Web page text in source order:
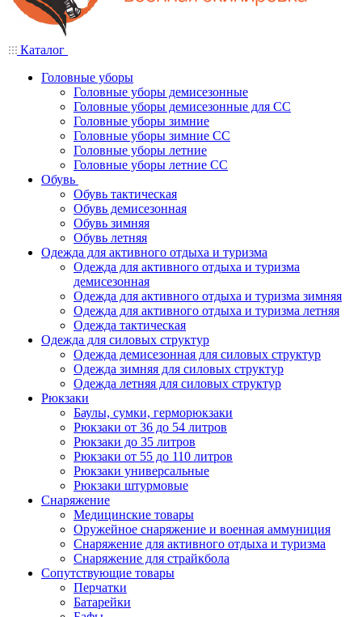
Каталог
Головные уборы
Головные уборы демисезонные
Головные уборы демисезонные для СС
Головные уборы зимние
Головные уборы зимние СС
Головные уборы летние
Головные уборы летние СС
Обувь
Обувь тактическая
Обувь демисезонная
Обувь зимняя
Обувь летняя
Одежда для активного отдыха и туризма
Одежда для активного отдыха и туризма
демисезонная
Одежда для активного отдыха и туризма зимняя
Одежда для активного отдыха и туризма летняя
Одежда тактическая
Одежда для силовых структур
Одежда демисезонная для силовых структур
Одежда зимняя для силовых структур
Одежда летняя для силовых структур
Рюкзаки
Баулы, сумки, герморюкзаки
Рюкзаки от 36 до 54 литров
Рюкзаки до 35 литров
Рюкзаки от 55 до 110 литров
Рюкзаки универсальные
Рюкзаки штурмовые
Снаряжение
Медицинские товары
Оружейное снаряжение и военная аммуниция
Снаряжение для активного отдыха и туризма
Снаряжение для страйкбола
Сопутствующие товары
Перчатки
Батарейки